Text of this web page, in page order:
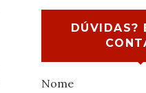
DÚVIDAS?
Nome